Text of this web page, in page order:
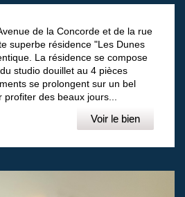
de la Concorde et de la rue
superbe résidence "Les Dunes
La résidence se compose
studio douillet au 4 pièces
se prolongent sur un bel
des beaux jours...
Voir le bien